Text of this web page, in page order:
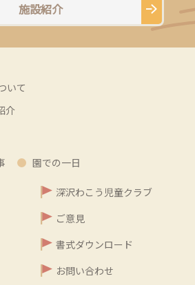
施設紹介
いて
介
園での一日
深沢わこう児童クラブ
ご意見
書式ダウンロード
お問い合わせ